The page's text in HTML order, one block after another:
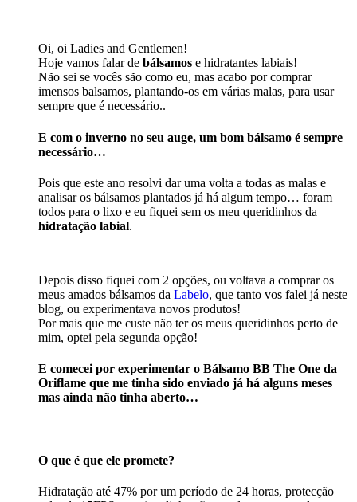
Oi, oi Ladies and Gentlemen!
Hoje vamos falar de bálsamos e hidratantes labiais!
Não sei se vocês são como eu, mas acabo por comprar
imensos balsamos, plantando-os em várias malas, para usar
sempre que é necessário..
E com o inverno no seu auge, um bom bálsamo é sempre
necessário…
Pois que este ano resolvi dar uma volta a todas as malas e
analisar os bálsamos plantados já há algum tempo… foram
todos para o lixo e eu fiquei sem os meu queridinhos da
hidratação labial.
Depois disso fiquei com 2 opções, ou voltava a comprar os
meus amados bálsamos da Labelo, que tanto vos falei já neste
blog, ou experimentava novos produtos!
Por mais que me custe não ter os meus queridinhos perto de
mim, optei pela segunda opção!
E comecei por experimentar o Bálsamo BB The One da
Oriflame que me tinha sido enviado já há alguns meses
mas ainda não tinha aberto…
O que é que ele promete?
Hidratação até 47% por um período de 24 horas, protecção